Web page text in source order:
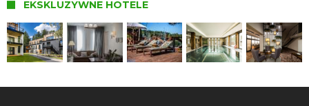
EKSKLUZYWNE HOTELE